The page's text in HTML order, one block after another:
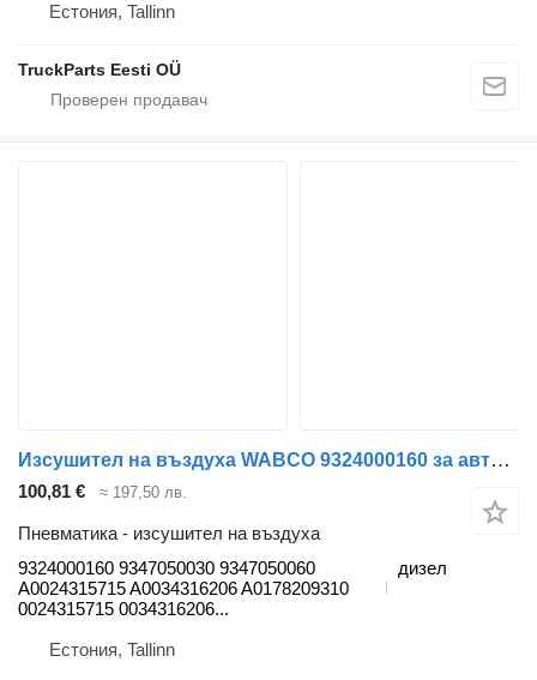
Естония, Tallinn
TruckParts Eesti OÜ
Изсушител на въздуха WABCO 9324000160 за автобус Mercedes-Benz CITARO (01.98-)
100,81 € ≈ 197,50 лв.
Пневматика - изсушител на въздуха
9324000160 9347050030 9347050060
A0024315715 A0034316206 A0178209310
0024315715 0034316206...
дизел
Естония, Tallinn